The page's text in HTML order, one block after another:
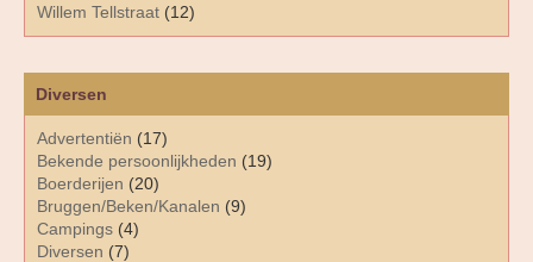
Diversen
Advertentiën (17)
Bekende persoonlijkheden (19)
Boerderijen (20)
Bruggen/Beken/Kanalen (9)
Campings (4)
Diversen (7)
Willem Tellstraat (12)